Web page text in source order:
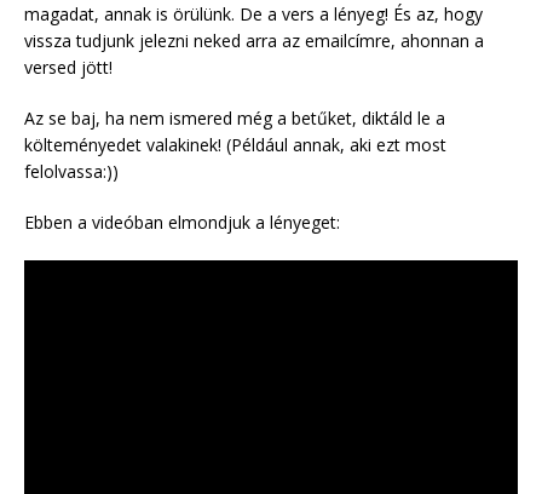
magadat, annak is örülünk. De a vers a lényeg! És az, hogy
vissza tudjunk jelezni neked arra az emailcímre, ahonnan a
versed jött!
Az se baj, ha nem ismered még a betűket, diktáld le a
költeményedet valakinek! (Például annak, aki ezt most
felolvassa:))
Ebben a videóban elmondjuk a lényeget: